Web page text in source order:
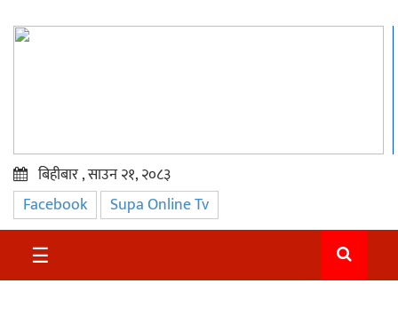
प्रमुख
समाचार
सुदुर
बिहीबार , साउन २१, २०८३
Facebook Supa Online Tv
☰